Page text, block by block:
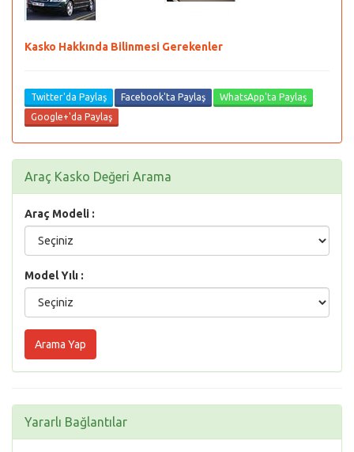
Kasko Hakkında Bilinmesi Gerekenler
Twitter'da Paylaş Facebook'ta Paylaş
WhatsApp'ta Paylaş
Google+'da Paylaş
Araç Kasko Değeri Arama
Araç Modeli :
Model Yılı :
Yararlı Bağlantılar